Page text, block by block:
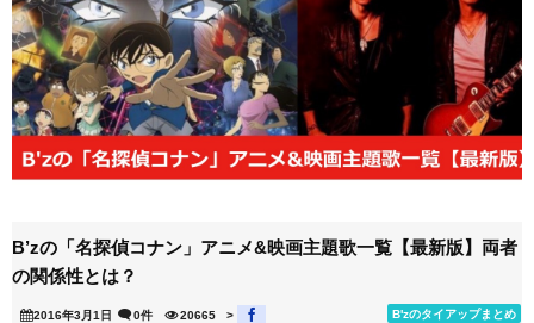
B’zの「名探偵コナン」アニメ&映画主題歌一覧【最新版】両者
の関係性とは？
2016年3月1日 B'zのタイアップまとめ
0件 20665 >